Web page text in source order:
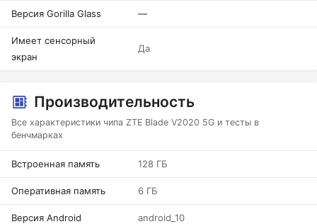
Версия Gorilla Glass —
Имеет сенсорный
экран
Да
Производительность
Все характеристики чипа ZTE Blade V2020 5G и тесты в
бенчмарках
Встроенная память 128 ГБ
Оперативная память 6 ГБ
Версия Android android_10